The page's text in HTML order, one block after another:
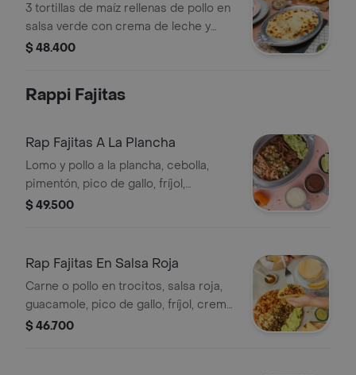
3 tortillas de maíz rellenas de pollo en
salsa verde con crema de leche y
queso al gratín.
$ 48.400
Rappi Fajitas
Rap Fajitas A La Plancha
Lomo y pollo a la plancha, cebolla,
pimentón, pico de gallo, fríjol,
guacamole, crema agria, tortilla de
$ 49.500
Rap Fajitas En Salsa Roja
Carne o pollo en trocitos, salsa roja,
guacamole, pico de gallo, fríjol, crema
agria y tortilla de maíz.
$ 46.700